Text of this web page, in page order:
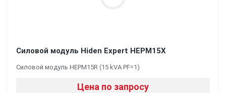
Силовой модуль Hiden Expert HEPM15X
Силовой модуль HEPM15R (15 kVA PF=1)
Цена по запросу